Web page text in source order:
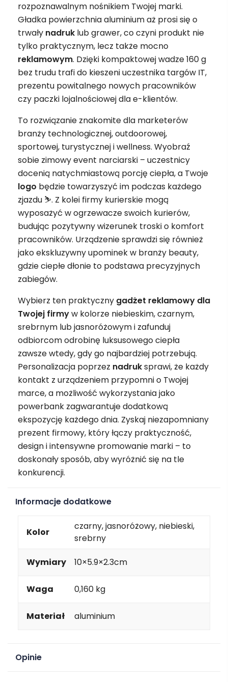
rozpoznawalnym nośnikiem Twojej marki.
Gładka powierzchnia aluminium aż prosi się o
trwały nadruk lub grawer, co czyni produkt nie
tylko praktycznym, lecz także mocno
reklamowym. Dzięki kompaktowej wadze 160 g
bez trudu trafi do kieszeni uczestnika targów IT,
prezentu powitalnego nowych pracowników
czy paczki lojalnościowej dla e-klientów.
To rozwiązanie znakomite dla marketerów
branży technologicznej, outdoorowej,
sportowej, turystycznej i wellness. Wyobraź
sobie zimowy event narciarski – uczestnicy
docenią natychmiastową porcję ciepła, a Twoje
logo będzie towarzyszyć im podczas każdego
zjazdu ⛷️. Z kolei firmy kurierskie mogą
wyposażyć w ogrzewacze swoich kurierów,
budując pozytywny wizerunek troski o komfort
pracowników. Urządzenie sprawdzi się również
jako ekskluzywny upominek w branży beauty,
gdzie ciepłe dłonie to podstawa precyzyjnych
zabiegów.
Wybierz ten praktyczny gadżet reklamowy dla
Twojej firmyw kolorze niebieskim, czarnym,
srebrnym lub jasnoróżowym i zafunduj
odbiorcom odrobinę luksusowego ciepła
zawsze wtedy, gdy go najbardziej potrzebują.
Personalizacja poprzez nadruksprawi, że każdy
kontakt z urządzeniem przypomni o Twojej
marce, a możliwość wykorzystania jako
powerbank zagwarantuje dodatkową
ekspozycję każdego dnia. Zyskaj niezapomniany
prezent firmowy, który łączy praktyczność,
design i intensywne promowanie marki – to
doskonały sposób, aby wyróżnić się na tle
konkurencji.
Informacje dodatkowe
Kolor
czarny, jasnoróżowy, niebieski,
srebrny
Wymiary 10×5.9×2.3cm
Waga 0,160 kg
Materiał aluminium
Opinie